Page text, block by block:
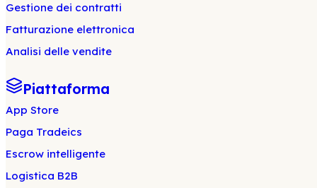
Gestione dei contratti
Fatturazione elettronica
Analisi delle vendite
Piattaforma
App Store
Paga Tradeics
Escrow intelligente
Logistica B2B